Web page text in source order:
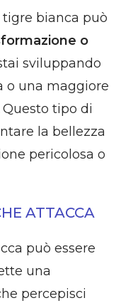
tigre bianca può
o
sviluppando
o una maggiore
tipo di
la bellezza
pericolosa o
ATTACCA
può essere
una
percepisci